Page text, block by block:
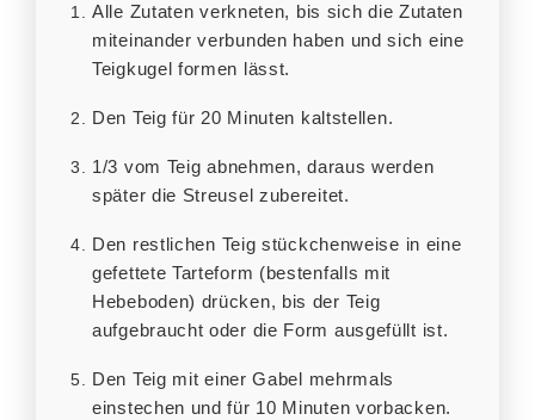
Alle Zutaten verkneten, bis sich die Zutaten
miteinander verbunden haben und sich eine
Teigkugel formen lässt.
Den Teig für 20 Minuten kaltstellen.
1/3 vom Teig abnehmen, daraus werden
später die Streusel zubereitet.
Den restlichen Teig stückchenweise in eine
gefettete Tarteform (bestenfalls mit
Hebeboden) drücken, bis der Teig
aufgebraucht oder die Form ausgefüllt ist.
Den Teig mit einer Gabel mehrmals
einstechen und für 10 Minuten vorbacken.